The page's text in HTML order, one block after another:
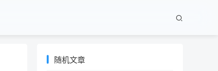
随机文章